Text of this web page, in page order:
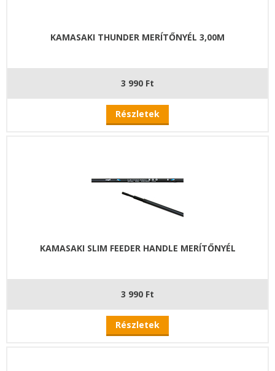
KAMASAKI THUNDER MERÍTŐNYÉL 3,00M
3 990 Ft
Részletek
KAMASAKI SLIM FEEDER HANDLE MERÍTŐNYÉL
3 990 Ft
Részletek